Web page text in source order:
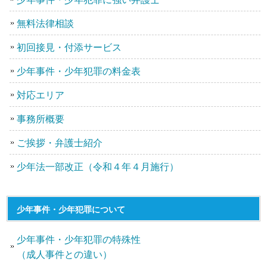
無料法律相談
初回接見・付添サービス
少年事件・少年犯罪の料金表
対応エリア
事務所概要
ご挨拶・弁護士紹介
少年法一部改正（令和４年４月施行）
少年事件・少年犯罪について
少年事件・少年犯罪の特殊性
（成人事件との違い）